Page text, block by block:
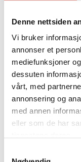
Denne nettsiden
Vi bruker
annonser et
mediefunksjoner
dessuten
vårt, med
annonsering og
med annen
eller som de har
natta i
kulde
godt å
Dei fleste
fangst enno. –
at vi kan ikkje